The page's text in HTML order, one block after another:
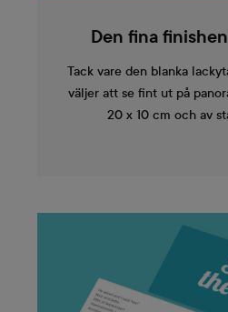
Den fina
Tack vare den blanka
väljer att se fint ut på
20 x 10 cm och av